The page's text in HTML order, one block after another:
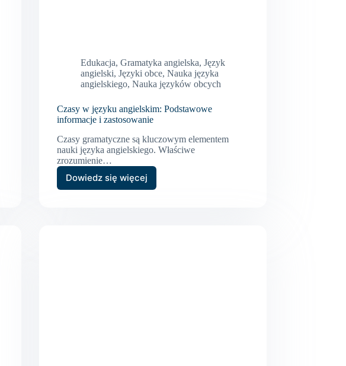
Edukacja,Gramatyka angielska,Język
angielski,Języki obce,Nauka języka
angielskiego,Nauka języków obcych
Czasy w języku angielskim: Podstawowe
informacje i zastosowanie
Czasy gramatyczne są kluczowym elementem
nauki języka angielskiego. Właściwe
zrozumienie…
Dowiedz się więcej
Czasy